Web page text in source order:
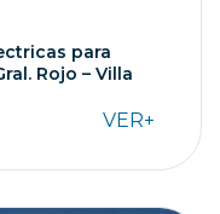
para
Rojo – Villa
VER+